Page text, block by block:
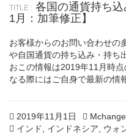
年
2
1
2
日
各国の通貨持ち
1月：加筆修正】
お客様からのお問い合わせの
や自国通貨の持ち込み・持ち
おこの情報は2019年11月時
なる際にはご自身で最新の情
Posted
on
2019年11月1日
0
Author
Tags
インド インドネシア ウォ